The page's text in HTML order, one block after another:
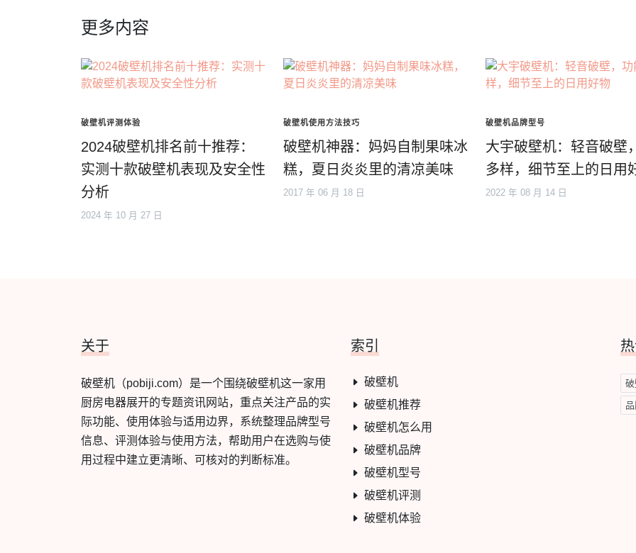
更多内容
破壁机评测体验
2024破壁机排名前十推荐：
实测十款破壁机表现及安全性
分析
2024 年 10 月 27 日
破壁机使用方法技巧
破壁机神器：妈妈自制果味冰
糕，夏日炎炎里的清凉美味
2017 年 06 月 18 日
破壁机品牌型号
大宇破壁机：轻音破壁
多样，细节至上的日用
2022 年 08 月 14 日
关于
破壁机（pobiji.com）是一个围绕破壁机这一家用
厨房电器展开的专题资讯网站，重点关注产品的实
际功能、使用体验与适用边界，系统整理品牌型号
信息、评测体验与使用方法，帮助用户在选购与使
用过程中建立更清晰、可核对的判断标准。
索引
破壁机
破壁机推荐
破壁机怎么用
破壁机品牌
破壁机型号
破壁机评测
破壁机体验